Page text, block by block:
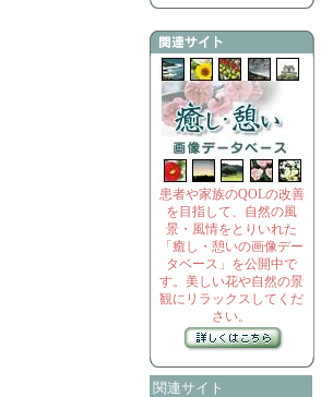
患者や家族のQOLの改善
を目指して、自然の風
景・風情をとりいれた
「癒し・憩いの画像デー
タベース」を公開中で
す。美しい花や自然の景
観にリラックスしてくだ
さい。
関連サイト